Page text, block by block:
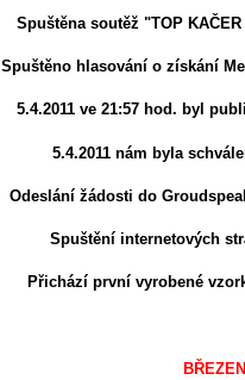
Spuštěna soutěž "TOP
Spuštěno hlasování o získání
5.4.2011 ve 21:57 hod. byl
5.4.2011 nám byla
Odeslání žádosti do
Spuštění internetových
Přichází první vyrobené